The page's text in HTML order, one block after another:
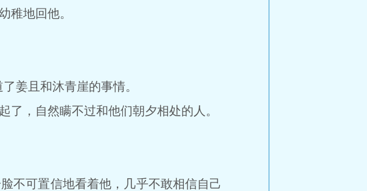
地回他。
姜且和沐青崖的事情。
，自然瞒不过和他们朝夕相处的人。
可置信地看着他，几乎不敢相信自己